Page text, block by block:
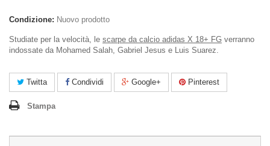
Condizione: Nuovo prodotto
Studiate per la velocità, le scarpe da calcio adidas X 18+ FG verranno
indossate da Mohamed Salah, Gabriel Jesus e Luis Suarez.
Twitta Condividi Google+ Pinterest
Stampa